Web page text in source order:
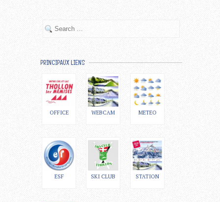
PRINCIPAUX LIENS
OFFICE WEBCAM METEO
ESF SKI CLUB STATION